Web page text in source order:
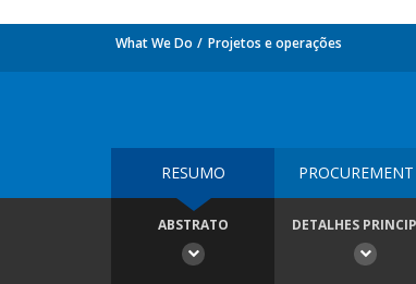
What We Do Projetos e operações
RESUMO PROCUREMENT
ABSTRATO DETALHES